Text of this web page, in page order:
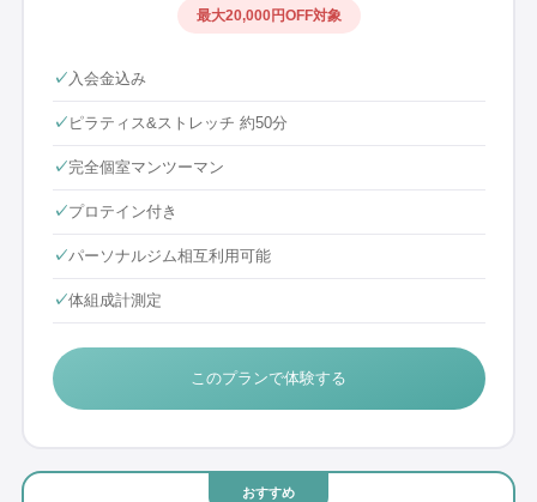
最大20,000円OFF対象
✓ 入会金込み
✓ ピラティス&ストレッチ 約50分
✓完全個室マンツーマン
✓プロテイン付き
✓パーソナルジム相互利用可能
✓体組成計測定
このプランで体験する
おすすめ